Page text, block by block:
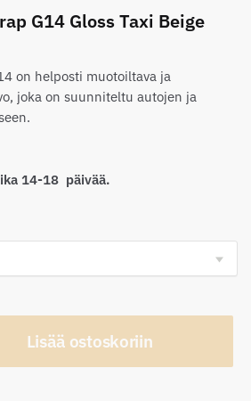
G14 Gloss Taxi Beige
on helposti muotoiltava ja
joka on suunniteltu autojen ja
14-18 päivää.
Lisää ostoskoriin